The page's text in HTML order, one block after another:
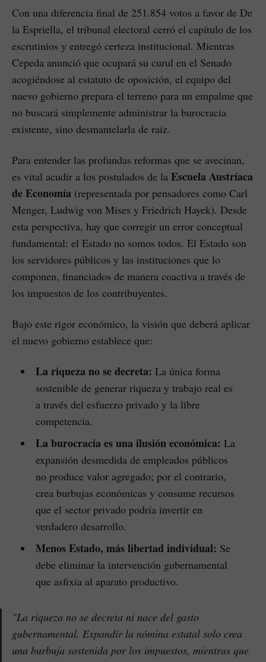
Con una diferencia final de 251.854 votos a favor de De
la Espriella, el tribunal electoral cerró el capítulo de los
escrutinios y entregó certeza institucional. Mientras
Cepeda anunció que ocupará su curul en el Senado
acogiéndose al estatuto de oposición, el equipo del
nuevo gobierno prepara el terreno para un empalme que
no buscará simplemente administrar la burocracia
existente, sino desmantelarla de raíz.
Para entender las profundas reformas que se avecinan,
es vital acudir a los postulados de la Escuela Austríaca
de Economía (representada por pensadores como Carl
Menger, Ludwig von Mises y Friedrich Hayek). Desde
esta perspectiva, hay que corregir un error conceptual
fundamental: el Estado no somos todos. El Estado son
los servidores públicos y las instituciones que lo
componen, financiados de manera coactiva a través de
los impuestos de los contribuyentes.
Bajo este rigor económico, la visión que deberá aplicar
el nuevo gobierno establece que:
La riqueza no se decreta: La única forma
sostenible de generar riqueza y trabajo real es
a través del esfuerzo privado y la libre
competencia.
La burocracia es una ilusión económica: La
expansión desmedida de empleados públicos
no produce valor agregado; por el contrario,
crea burbujas económicas y consume recursos
que el sector privado podría invertir en
verdadero desarrollo.
Menos Estado, más libertad individual: Se
debe eliminar la intervención gubernamental
que asfixia al aparato productivo.
"La riqueza no se decreta ni nace del gasto
gubernamental. Expandir la nómina estatal solo crea
una burbuja sostenida por los impuestos, mientras que